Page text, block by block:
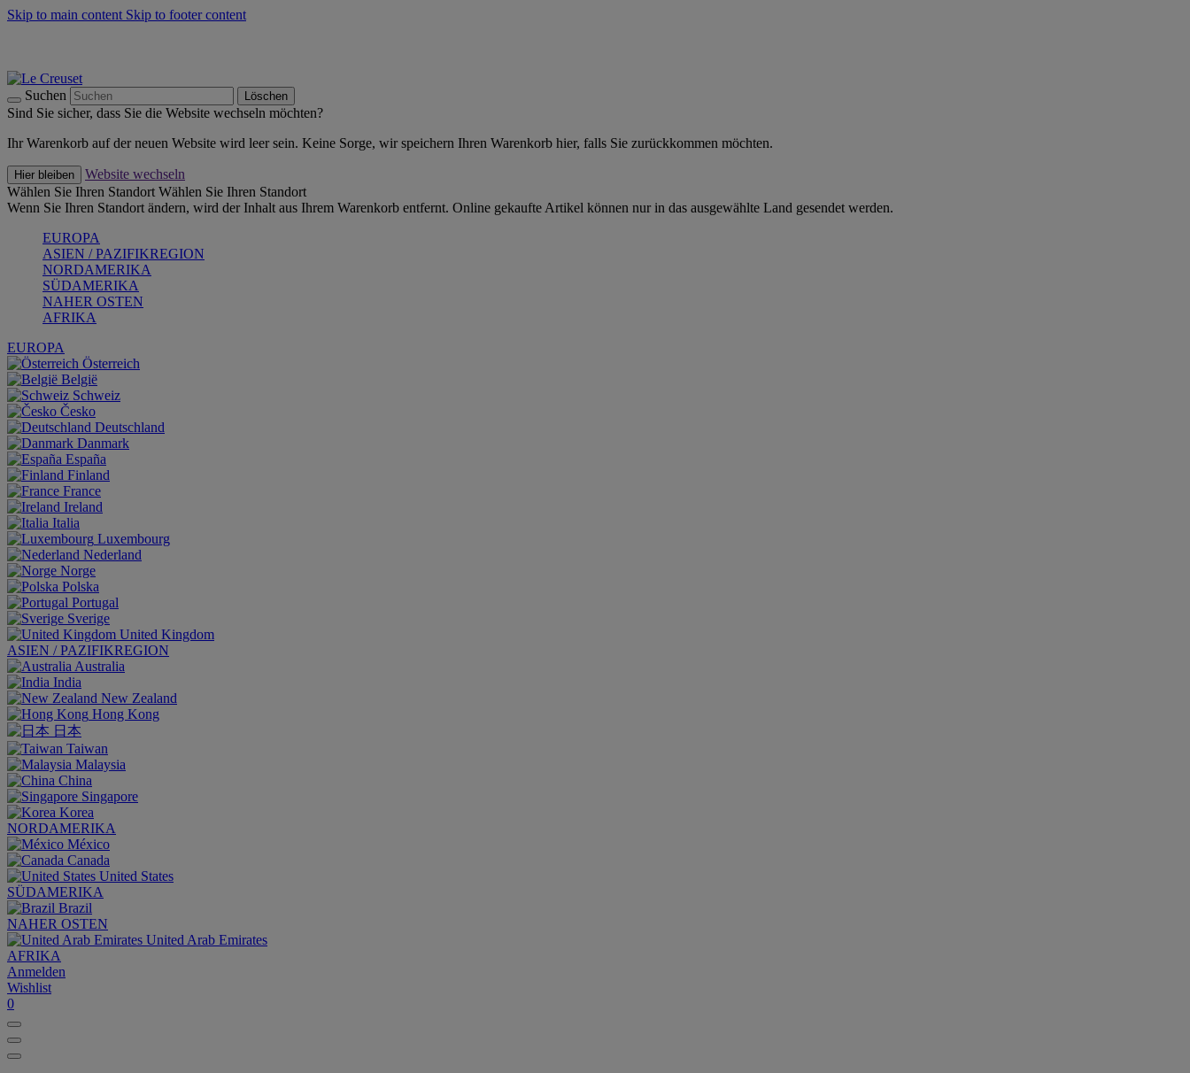
Skip to main content Skip to footer content
Suchen Löschen
Sind Sie sicher, dass Sie die Website wechseln möchten?
Ihr Warenkorb auf der neuen Website wird leer sein. Keine Sorge, wir speichern Ihren Warenkorb hier, falls Sie zurückkommen möchten.
Hier bleiben
Website wechseln
Wählen Sie Ihren Standort Wählen Sie Ihren Standort
Wenn Sie Ihren Standort ändern, wird der Inhalt aus Ihrem Warenkorb entfernt. Online gekaufte Artikel können nur in das ausgewählte Land gesendet werden.
EUROPA
ASIEN / PAZIFIKREGION
NORDAMERIKA
SÜDAMERIKA
NAHER OSTEN
AFRIKA
EUROPA
Österreich
België
Schweiz
Česko
Deutschland
Danmark
España
Finland
France
Ireland
Italia
Luxembourg
Nederland
Norge
Polska
Portugal
Sverige
United Kingdom
ASIEN / PAZIFIKREGION
Australia
India
New Zealand
Hong Kong
日本
Taiwan
Malaysia
China
Singapore
Korea
NORDAMERIKA
México
Canada
United States
SÜDAMERIKA
Brazil
NAHER OSTEN
United Arab Emirates
AFRIKA
Anmelden
Wishlist
0